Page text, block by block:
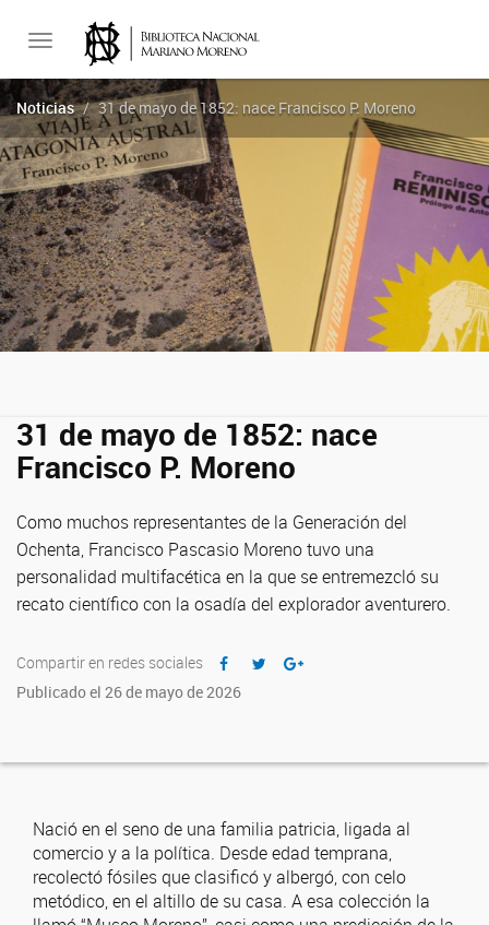
Toggle
navigation
Noticias 31 de mayo de 1852: nace Francisco P. Moreno
31 de mayo de 1852: nace
Francisco P. Moreno
Como muchos representantes de la Generación del
Ochenta, Francisco Pascasio Moreno tuvo una
personalidad multifacética en la que se entremezcló su
recato científico con la osadía del explorador aventurero.
Compartir en redes sociales
Publicado el 26 de mayo de 2026
Nació en el seno de una familia patricia, ligada al
comercio y a la política. Desde edad temprana,
recolectó fósiles que clasificó y albergó, con celo
metódico, en el altillo de su casa. A esa colección la